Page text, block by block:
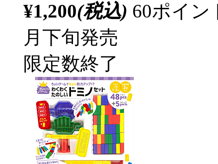
¥1,200(税込) 60ポイ
月下旬発売
限定数終了